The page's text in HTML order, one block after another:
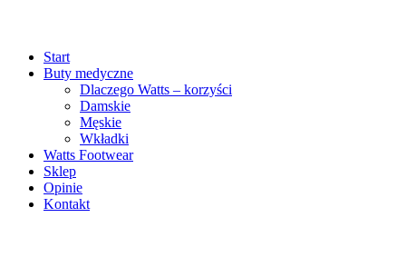
Start
Buty medyczne
Dlaczego Watts – korzyści
Damskie
Męskie
Wkładki
Watts Footwear
Sklep
Opinie
Kontakt